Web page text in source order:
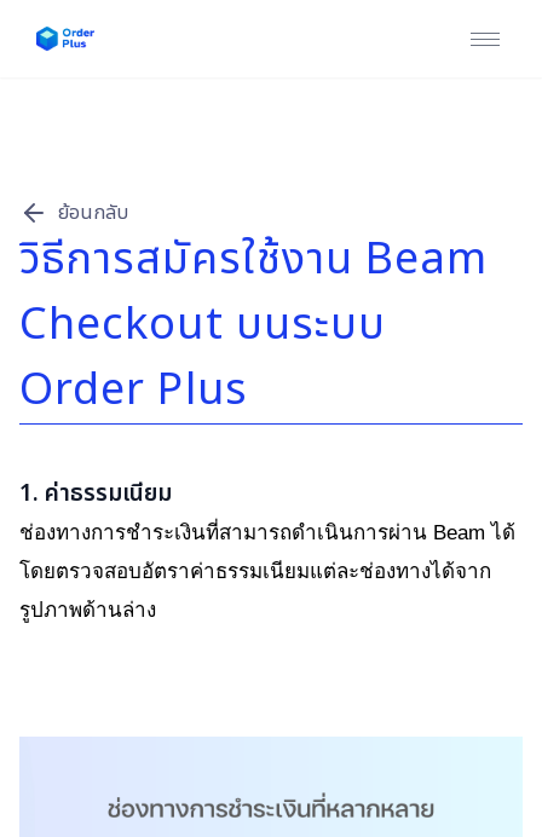
ข่าวสาร & บทความ
คู่มือการใช้งาน
ติดต่อเรา
เข้าสู่ระบบ / สมัครสมาชิก
ย้อนกลับ
วิธีการสมัครใช้งาน Beam
Checkout บนระบบ
Order Plus
1. ค่าธรรมเนียม
ช่องทางการชำระเงินที่สามารถดำเนินการผ่าน Beam ได้
โดยตรวจสอบอัตราค่าธรรมเนียมแต่ละช่องทางได้จาก
รูปภาพด้านล่าง